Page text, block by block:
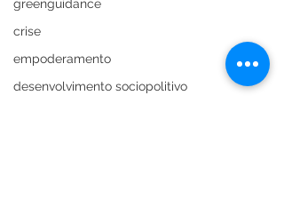
greenguidance
crise
empoderamento
desenvolvimento sociopolitivo